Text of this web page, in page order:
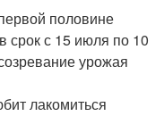
половине
срок с 15 июля по 10
урожая
лакомиться